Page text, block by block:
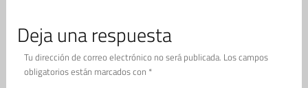
Deja una respuesta
Tu dirección de correo electrónico no será publicada. Los campos
obligatorios están marcados con *